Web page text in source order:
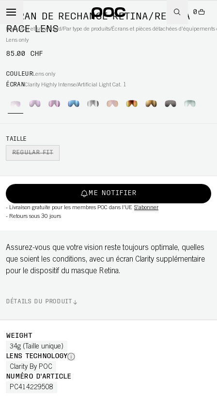
0
Home/Ski et snowboard/Par type de produits/Écrans et pièces détachées d'équipements
ÉCRAN DE RECHANGE RETINA/RETINA
RACE LENS
Lens only
85.00 CHF
COULEURLens only
ÉCRANClarity Highly Intense/Artificial Light Cat. 1
TAILLE
REGULAR FIT
ME NOTIFIER
- Livraison gratuite pour les membres POC dans l'UE S'abonner
- Retours sous 30 jours
Assurez-vous que votre vision reste toujours optimale, quelles
que soient les conditions, avec un écran Clarity supplémentaire
pour le dispositif du masque Retina.
DÉTAILS DU PRODUIT
WEIGHT
34g (Taille unique)
LENS TECHNOLOGY
Clarity By POC
NUMÉRO D'ARTICLE
PC414229508